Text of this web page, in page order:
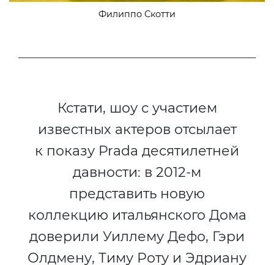
Филиппо Скотти
Кстати, шоу с участием
известных актеров отсылает
к показу Prada десятилетней
давности: в 2012-м
представить новую
коллекцию итальянского Дома
доверили Уиллему Дефо, Гэри
Олдмену, Тиму Роту и Эдриану